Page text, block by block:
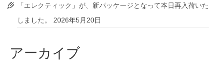
「エレクティック」が、新パッケージとなって本日再入荷いた
しました。
2026年5月20日
アーカイブ